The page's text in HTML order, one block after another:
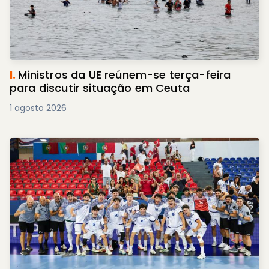
I. Ministros da UE reúnem-se terça-feira
para discutir situação em Ceuta
1 agosto 2026